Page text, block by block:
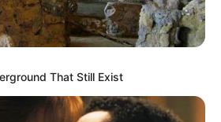
That Still Exist